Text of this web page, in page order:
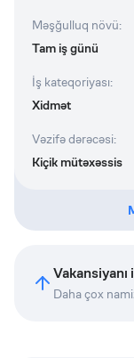
Məşğulluq növü:
Tam iş günü
İş kateqoriyası:
Xidmət
Vəzifə dərəcəsi:
Kiçik mütəxəssis
Vakansiyanı
Daha çox